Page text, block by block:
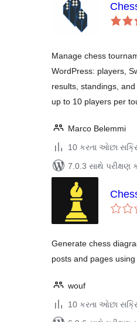
Manage chess
WordPress: players,
results, standings,
up to 10 players per
Marco Belemmi
10 કરતા ઓછા
7.0.3 સાથે પરીક્ષણ
Generate chess
posts and pages
wouf
10 કરતા ઓછા